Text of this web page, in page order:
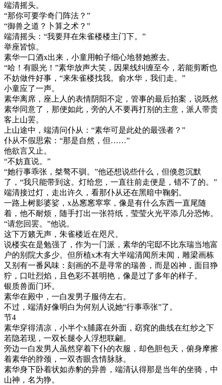
端清摇头。
“那你可要学奇门阵法？”
“御兽之道？卜算之术？”
端清摇头：“我要拜在朱雀楼楼主门下。”
举座皆惊。
素华一口酒x出来，小童用帕子细心地替她擦去。
“哈！有眼光！”素华放声大笑，因果线纠缠至今，若能剪断也
不妨做件好事，“来朱雀楼找我。俞水华，我们走。”
小童应了一声。
素华离席，座上人的表情阴阳不定，管事的最后拍案，说既然
素华同意了，那便如此，旁的人不要再打别的主意，派人带贵
客上山罢。
上山途中，端清问仆从：“素华可是此处的最强者？”
仆从不假思索：“那是自然，但……”
他欲言又止。
“不妨直说。”
“她行事乖张，桀骜不驯。”他还想说些什么，但倏忽沉默
了，“我只能带到这。灯给您，一直往前走便是，错不了的。”
端清接过灯，走出许久，看那仆从还在黑暗中鞠躬。
一路上树影婆娑，x丛窸窸窣窣，像是有什么东西一直尾随
着，他不耐烦，随手打出一张符纸，莹莹火光平添几分恐怖。
“请您回罢。”他说。
这下万籁无声，朱雀楼近在咫尺。
说楼实在是勉强了，作为一门派，素华的宅邸不比东瑞当地富
户的别院大多少。但所植x木有大半端清闻所未闻，雕梁画栋
又别有一番风味：刻画的不是寻常的瑞兽，而是凶神，面目狰
狞，口吐烈焰，且色彩不甚明艳，像是过了多年的样子。
银质兽面门环。
素华在殿中，一白发男子服侍左右。
不过，端清好像明白为何别人说她“行事乖张”了。
节4
素华穿得清凉，小半个x脯露在外面，窈窕的曲线在红纱之下
若隐若现，一双长腿令人浮想联翩。
旁边一白发男人虽然穿着下仆的衣服，却色胆包天，俯身摩擦
着素华的脖颈，一双杏眼含情脉脉。
素华身下卧着状如赤豹的异兽，端清认得那是当年的坐骑，中
山神，名为狰。